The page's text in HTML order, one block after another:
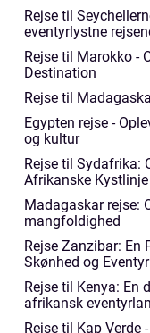
Rejse til
eventyrlystne
Rejse til Marokko -
Destination
Rejse til
Egypten rejse -
og kultur
Rejse til Sydafrika:
Afrikanske Kystlinje
Madagaskar rejse:
mangfoldighed
Rejse Zanzibar: En
Skønhed og Eventyr
Rejse til Kenya: En
afrikansk
Rejse til Kap Verde